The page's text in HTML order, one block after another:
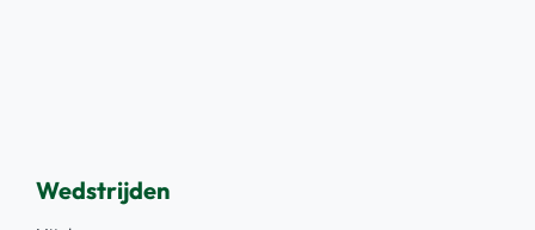
Wedstrijden